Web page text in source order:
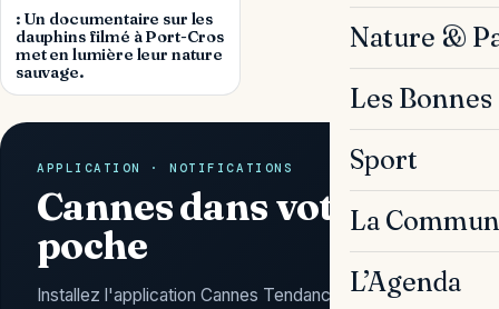
Nature &
Les
Sport
La
L’Agenda
: Un documentaire sur les
dauphins filmé à Port-Cros
met en lumière leur nature
sauvage.
APPLICATION · NOTIFICATIONS
Cannes dans votre
poche
Installez l'application Cannes Tendances : l'actu de la